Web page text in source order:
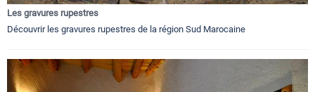
Les gravures rupestres
Découvrir les gravures rupestres de la région Sud Marocaine